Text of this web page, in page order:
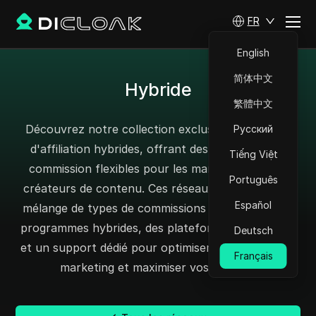
FR
English
简体中文
繁體中文
Русский
Tiếng Việt
Português
Español
Deutsch
Français
Hybride
Découvrez notre collection exclusive de réseaux
d'affiliation hybrides, offrant des structures de
commission flexibles pour les marketeurs et les
créateurs de contenu. Ces réseaux proposent un
mélange de types de commissions au sein de leurs
programmes hybrides, des plateformes conviviales
et un support dédié pour optimiser votre stratégie
marketing et maximiser vos retours.